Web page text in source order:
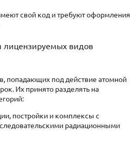
свой код и требуют оформления
видов
попадающих под действие атомной
Их принято разделять на
постройки и комплексы с
радиационными